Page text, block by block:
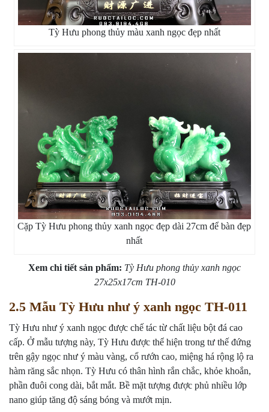
Tỳ Hưu phong thủy màu xanh ngọc đẹp nhất
Cặp Tỳ Hưu phong thủy xanh ngọc đẹp dài 27cm để bàn đẹp
nhất
Xem chi tiết sản phẩm: Tỳ Hưu phong thủy xanh ngọc
27x25x17cm TH-010
2.5 Mẫu Tỳ Hưu như ý xanh ngọc TH-011
Tỳ Hưu như ý xanh ngọc được chế tác từ chất liệu bột đá cao
cấp. Ở mẫu tượng này, Tỳ Hưu được thể hiện trong tư thế đứng
trên gậy ngọc như ý màu vàng, cổ rướn cao, miệng há rộng lộ ra
hàm răng sắc nhọn. Tỳ Hưu có thân hình rắn chắc, khỏe khoắn,
phần đuôi cong dài, bắt mắt. Bề mặt tượng được phủ nhiều lớp
nano giúp tăng độ sáng bóng và mướt mịn.